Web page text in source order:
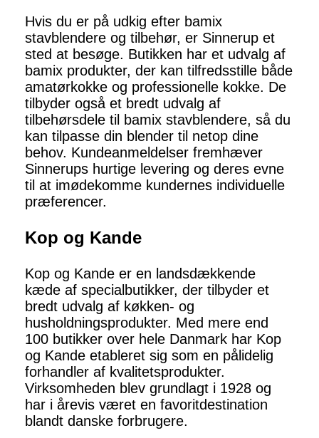
Hvis du er på udkig efter bamix
stavblendere og tilbehør, er Sinnerup et
sted at besøge. Butikken har et udvalg af
bamix produkter, der kan tilfredsstille både
amatørkokke og professionelle kokke. De
tilbyder også et bredt udvalg af
tilbehørsdele til bamix stavblendere, så du
kan tilpasse din blender til netop dine
behov. Kundeanmeldelser fremhæver
Sinnerups hurtige levering og deres evne
til at imødekomme kundernes individuelle
præferencer.
Kop og Kande
Kop og Kande er en landsdækkende
kæde af specialbutikker, der tilbyder et
bredt udvalg af køkken- og
husholdningsprodukter. Med mere end
100 butikker over hele Danmark har Kop
og Kande etableret sig som en pålidelig
forhandler af kvalitetsprodukter.
Virksomheden blev grundlagt i 1928 og
har i årevis været en favoritdestination
blandt danske forbrugere.